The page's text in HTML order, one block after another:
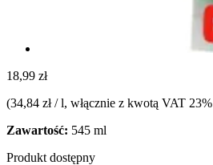
18,99 zł
(34,84 zł / l, włącznie z kwotą VAT 23%
Zawartość: 545 ml
Produkt dostępny